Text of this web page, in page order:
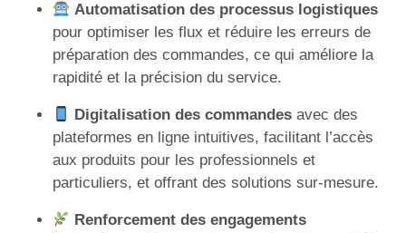
Automatisation des processus logistiques
pour optimiser les flux et réduire les erreurs de
préparation des commandes, ce qui améliore la
rapidité et la précision du service.
Digitalisation des commandes avec des
plateformes en ligne intuitives, facilitant l’accès
aux produits pour les professionnels et
particuliers, et offrant des solutions sur-mesure.
Renforcement des engagements